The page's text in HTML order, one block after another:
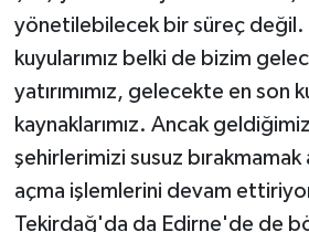
yönetilebilecek bir süreç değil.
kuyularımız belki de bizim
yatırımımız, gelecekte en son
kaynaklarımız. Ancak
şehirlerimizi susuz bırakmamak
açma işlemlerini devam
Tekirdağ'da da Edirne'de de